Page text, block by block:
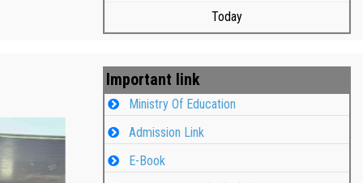
Today
Important link
Ministry Of Education
Admission Link
E-Book